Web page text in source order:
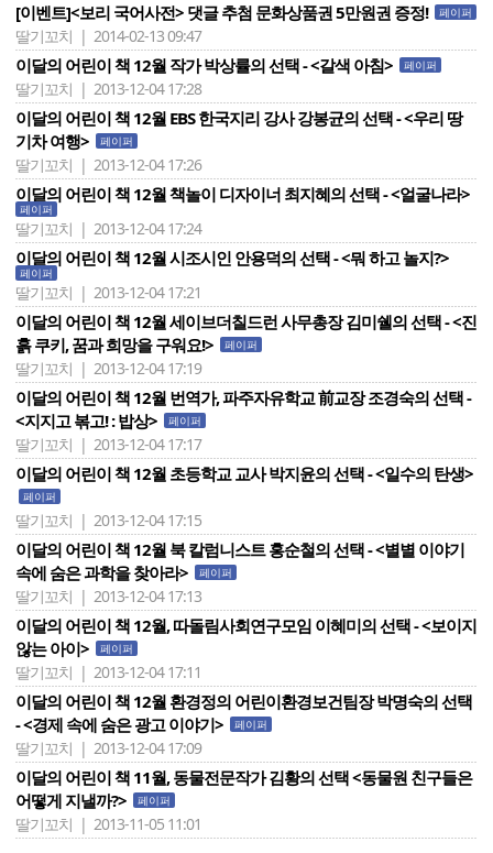
[이벤트]<보리 국어사전> 댓글 추첨 문화상품권 5만원권 증정! 페이퍼
딸기꼬치 | 2014-02-13 09:47
이달의 어린이 책 12월 작가 박상률의 선택 - <갈색 아침> 페이퍼
딸기꼬치 | 2013-12-04 17:28
이달의 어린이 책 12월 EBS 한국지리 강사 강봉균의 선택 - <우리 땅
기차 여행>
페이퍼
딸기꼬치 | 2013-12-04 17:26
이달의 어린이 책 12월 책놀이 디자이너 최지혜의 선택 - <얼굴나라>
페이퍼
딸기꼬치 | 2013-12-04 17:24
이달의 어린이 책 12월 시조시인 안용덕의 선택 - <뭐 하고 놀지?>
페이퍼
딸기꼬치 | 2013-12-04 17:21
이달의 어린이 책 12월 세이브더칠드런 사무총장 김미쉘의 선택 - <진
흙 쿠키, 꿈과 희망을 구워요!>
페이퍼
딸기꼬치 | 2013-12-04 17:19
이달의 어린이 책 12월 번역가, 파주자유학교 前교장 조경숙의 선택 -
<지지고 볶고! : 밥상>
페이퍼
딸기꼬치 | 2013-12-04 17:17
이달의 어린이 책 12월 초등학교 교사 박지윤의 선택 - <일수의 탄생>
페이퍼
딸기꼬치 | 2013-12-04 17:15
이달의 어린이 책 12월 북 칼럼니스트 홍순철의 선택 - <별별 이야기
속에 숨은 과학을 찾아라>
페이퍼
딸기꼬치 | 2013-12-04 17:13
이달의 어린이 책 12월, 따돌림사회연구모임 이혜미의 선택 - <보이지
않는 아이>
페이퍼
딸기꼬치 | 2013-12-04 17:11
이달의 어린이 책 12월 환경정의 어린이환경보건팀장 박명숙의 선택
- <경제 속에 숨은 광고 이야기>
페이퍼
딸기꼬치 | 2013-12-04 17:09
이달의 어린이 책 11월, 동물전문작가 김황의 선택 <동물원 친구들은
어떻게 지낼까?>
페이퍼
딸기꼬치 | 2013-11-05 11:01